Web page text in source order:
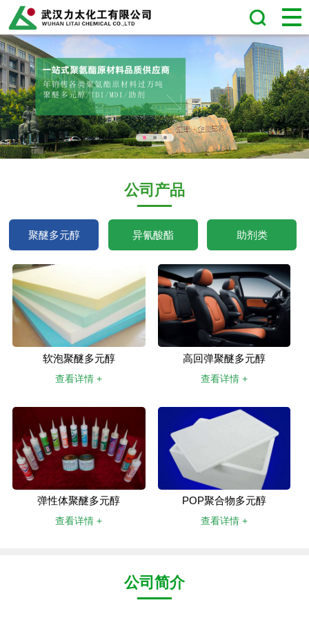
公司产品
聚醚多元醇 异氰酸酯 助剂类
软泡聚醚多元醇
查看详情 +
高回弹聚醚多元醇
查看详情 +
弹性体聚醚多元醇
查看详情 +
POP聚合物多元醇
查看详情 +
公司简介